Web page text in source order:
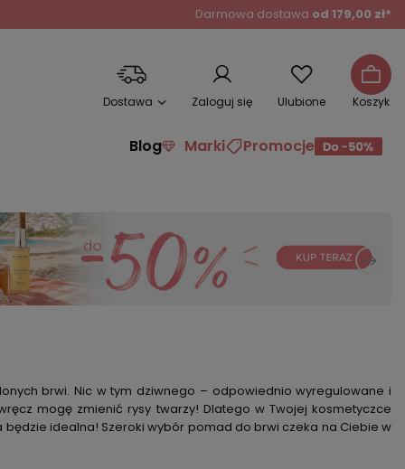
Darmowa dostawa od 179,00 zł*
Dostawa Zaloguj się Ulubione Koszyk
Blog Marki Promocje
brwi. Nic w tym dziwnego – odpowiednio wyregulowane i
mogę zmienić rysy twarzy! Dlatego w Twojej kosmetyczce
idealna! Szeroki wybór pomad do brwi czeka na Ciebie w